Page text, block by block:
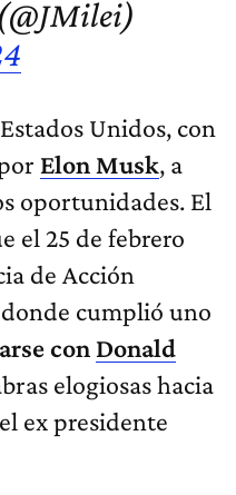
Unidos, con
Elon Musk, a
oportunidades. El
el 25 de febrero
de Acción
cumplió uno
con Donald
elogiosas hacia
ex presidente